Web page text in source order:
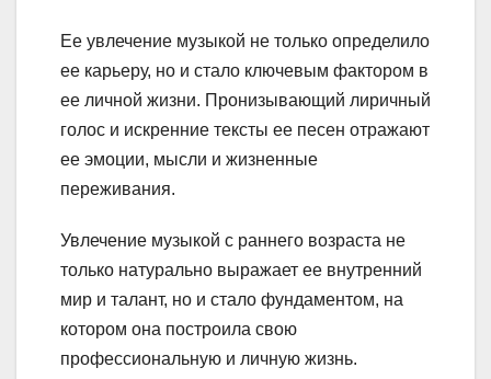
Ее увлечение музыкой не только определило
ее карьеру, но и стало ключевым фактором в
ее личной жизни. Пронизывающий лиричный
голос и искренние тексты ее песен отражают
ее эмоции, мысли и жизненные
переживания.
Увлечение музыкой с раннего возраста не
только натурально выражает ее внутренний
мир и талант, но и стало фундаментом, на
котором она построила свою
профессиональную и личную жизнь.